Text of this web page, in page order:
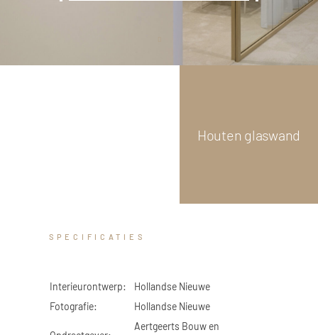
Houten glaswand
SPECIFICATIES
Interieurontwerp:
Hollandse Nieuwe
Fotografie:
Hollandse Nieuwe
Aertgeerts Bouw en